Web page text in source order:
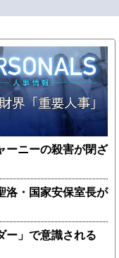
ーニーの殺害が閉ざ
洛・国家安保室長が
ー」で意識される